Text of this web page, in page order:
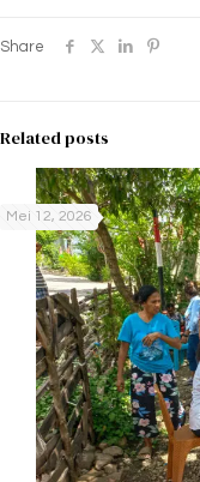
Share
Related posts
Mei 12, 2026